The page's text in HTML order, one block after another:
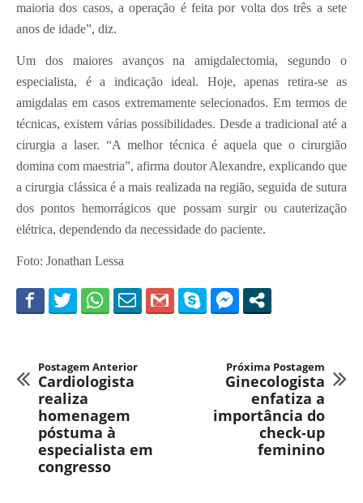
maioria dos casos, a operação é feita por volta dos três a sete
anos de idade”, diz.
Um dos maiores avanços na amigdalectomia, segundo o
especialista, é a indicação ideal. Hoje, apenas retira-se as
amigdalas em casos extremamente selecionados. Em termos de
técnicas, existem várias possibilidades. Desde a tradicional até a
cirurgia a laser. “A melhor técnica é aquela que o cirurgião
domina com maestria”, afirma doutor Alexandre, explicando que
a cirurgia clássica é a mais realizada na região, seguida de sutura
dos pontos hemorrágicos que possam surgir ou cauterização
elétrica, dependendo da necessidade do paciente.
Foto: Jonathan Lessa
Postagem Anterior
Cardiologista
realiza
homenagem
póstuma à
especialista em
congresso
Próxima Postagem
Ginecologista
enfatiza a
importância do
check-up
feminino